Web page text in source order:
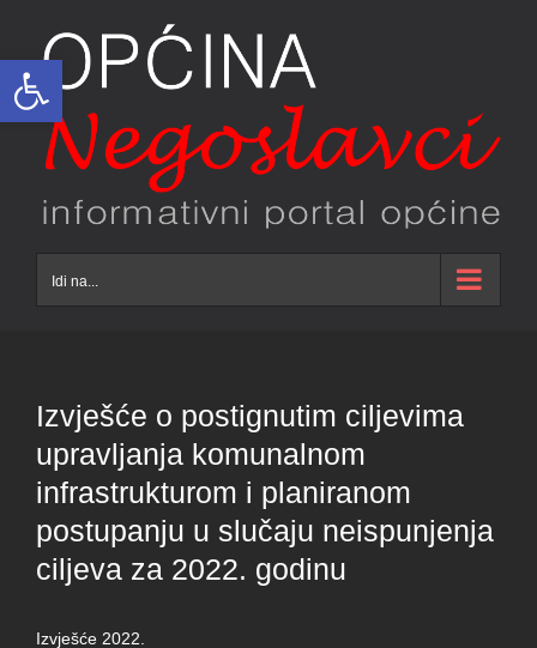
Open toolbar
content
Idi na...
Izvješće o postignutim ciljevima
upravljanja komunalnom
infrastrukturom i planiranom
postupanju u slučaju neispunjenja
ciljeva za 2022. godinu
Izvješće 2022.